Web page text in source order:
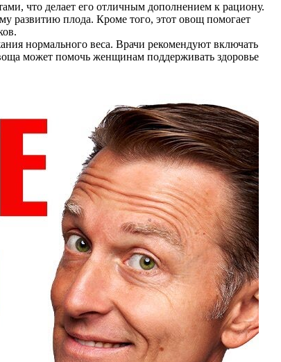
что делает его отличным дополнением к рациону.
развитию плода. Кроме того, этот овощ помогает
нормального веса. Врачи рекомендуют включать
может помочь женщинам поддерживать здоровье